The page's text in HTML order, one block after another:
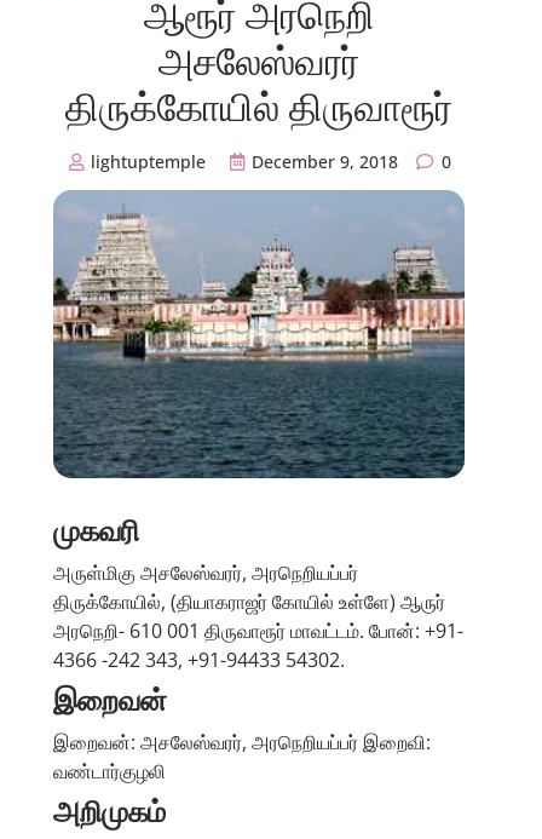
ஆரூர் அரநெறி
அசலேஸ்வரர்
திருக்கோயில் திருவாரூர்
lightuptemple December 9, 2018 0
முகவரி
அருள்மிகு அசலேஸ்வரர், அரநெறியப்பர்
திருக்கோயில், (தியாகராஜர் கோயில் உள்ளே) ஆருர்
அரநெறி- 610 001 திருவாரூர் மாவட்டம். போன்: +91-
4366 -242 343, +91-94433 54302.
இறைவன்
இறைவன்: அசலேஸ்வரர், அரநெறியப்பர் இறைவி:
வண்டார்குழலி
அறிமுகம்